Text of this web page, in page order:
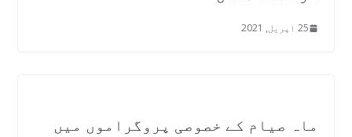
25 اپریل, 2021
ماہ صیام کے خصوصی پروگراموں میں